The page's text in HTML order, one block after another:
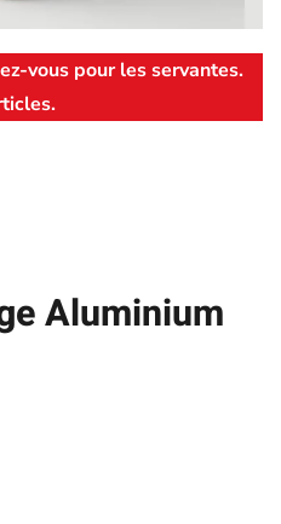
vous pour les servantes.
Aluminium